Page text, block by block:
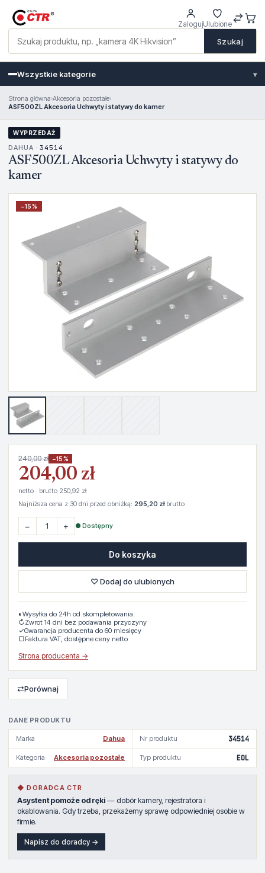
Szukaj
ZalogujUlubione
Wszystkie kategorie ▾
Strona główna›Akcesoria pozostałe›
ASF500ZL Akcesoria Uchwyty i statywy do kamer
WYPRZEDAŻ
DAHUA · 34514
ASF500ZL Akcesoria Uchwyty i statywy do
kamer
−15%
DANE PRODUKTU
Marka Dahua Nr produktu 34514
Kategoria Akcesoria pozostałe Typ produktu EOL
◆ DORADCA CTR
Asystent pomoże od ręki — dobór kamery, rejestratora i
okablowania. Gdy trzeba, przekażemy sprawę odpowiedniej osobie w
firmie.
Napisz do doradcy →
240,00 zł −15%
204,00 zł
netto · brutto 250,92 zł
Najniższa cena z 30 dni przed obniżką: 295,20 złbrutto
− + ● Dostępny
Do koszyka
♡ Dodaj do ulubionych
◐ Wysyłka do 24h od skompletowania.
↻Zwrot 14 dni bez podawania przyczyny
✓Gwarancja producenta do 60 miesięcy
▢Faktura VAT, dostępne ceny netto
Strona producenta →
⇄Porównaj